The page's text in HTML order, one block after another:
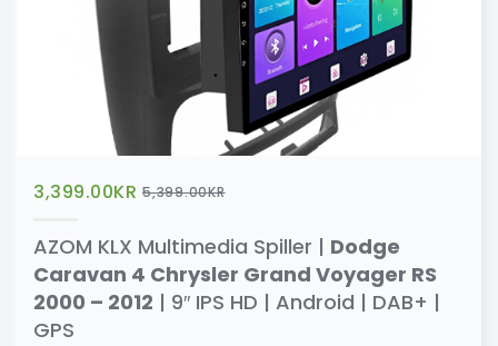
3,399.00KR 5,399.00KR
AZOM KLX Multimedia Spiller | Dodge
Caravan 4 Chrysler Grand Voyager RS
2000 – 2012 | 9″ IPS HD | Android | DAB+ |
GPS